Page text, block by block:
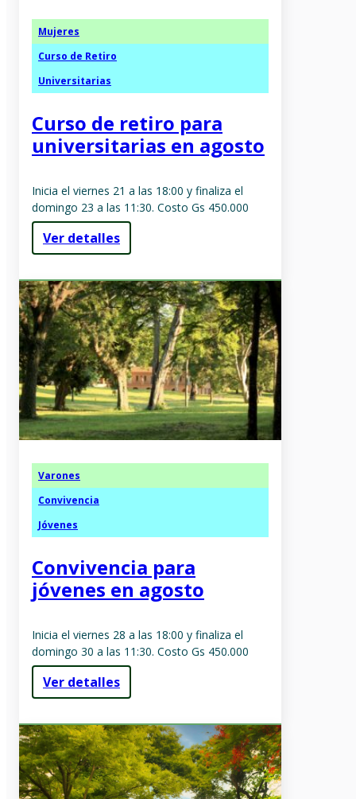
Mujeres
Curso de Retiro
Universitarias
Curso de retiro para
universitarias en agosto
Inicia el viernes 21 a las 18:00 y finaliza el
domingo 23 a las 11:30. Costo Gs 450.000
Ver detalles
Varones
Convivencia
Jóvenes
Convivencia para
jóvenes en agosto
Inicia el viernes 28 a las 18:00 y finaliza el
domingo 30 a las 11:30. Costo Gs 450.000
Ver detalles